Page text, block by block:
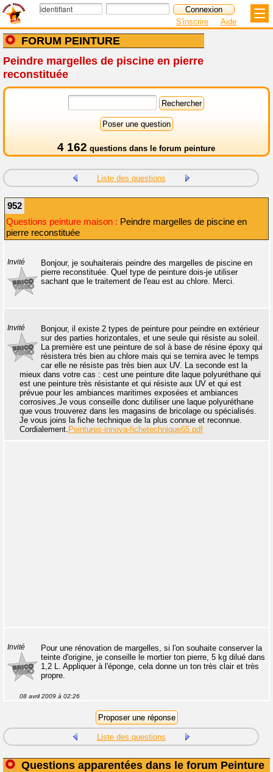
FORUM PEINTURE
S'inscrire Aide
Peindre margelles de piscine en pierre
reconstituée
4 162 questions dans le forum peinture
Liste des questions
952
Questions peinture maison : Peindre margelles de piscine en
pierre reconstituée
Invité
Bonjour, je souhaiterais peindre des margelles de piscine en
pierre reconstituée. Quel type de peinture dois-je utiliser
sachant que le traitement de l'eau est au chlore. Merci.
Invité
Bonjour, il existe 2 types de peinture pour peindre en extérieur
sur des parties horizontales, et une seule qui résiste au soleil.
La première est une peinture de sol à base de résine époxy qui
résistera très bien au chlore mais qui se ternira avec le temps
car elle ne résiste pas très bien aux UV. La seconde est la
mieux dans votre cas : cest une peinture dite laque polyuréthane qui
est une peinture très résistante et qui résiste aux UV et qui est
prévue pour les ambiances maritimes exposées et ambiances
corrosives.Je vous conseille donc dutiliser une laque polyuréthane
que vous trouverez dans les magasins de bricolage ou spécialisés.
Je vous joins la fiche technique de la plus connue et reconnue.
Cordialement. Peintures-innova-fichetechnique65.pdf
Invité
Pour une rénovation de margelles, si l'on souhaite conserver la
teinte d'origine, je conseille le mortier ton pierre, 5 kg dilué dans
1,2 L. Appliquer à l'éponge, cela donne un ton très clair et très
propre.
08 avril 2009 à 02:26
Liste des questions
Questions apparentées dans le forum Peinture